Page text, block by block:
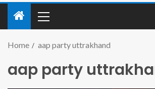
Home aap party uttrakhand
aap party